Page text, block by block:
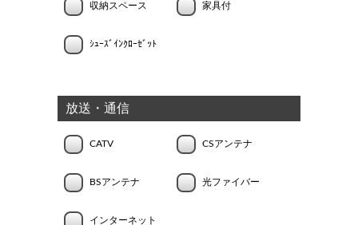
収納スペース 家具付
ｼｭｰｽﾞｲﾝｸﾛｰｾﾞｯﾄ
放送・通信
CATV CSアンテナ
BSアンテナ 光ファイバー
インターネット